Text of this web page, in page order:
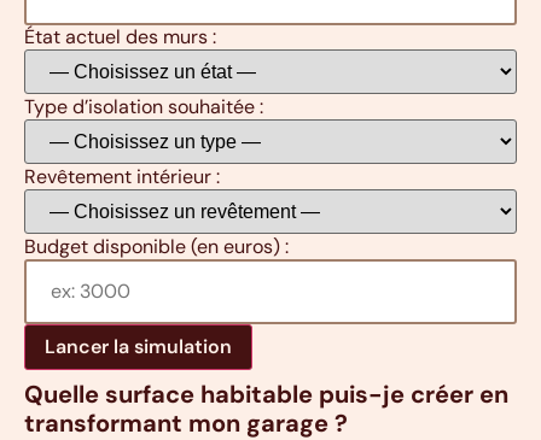
État actuel des murs :
Type d’isolation souhaitée :
Revêtement intérieur :
Budget disponible (en euros) :
Lancer la simulation
Quelle surface habitable puis-je créer en
transformant mon garage ?